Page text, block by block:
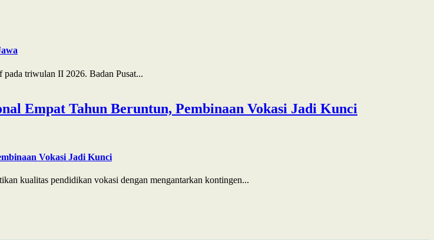
pada triwulan II 2026. Badan Pusat...
Empat Tahun Beruntun, Pembinaan Vokasi Jadi Kunci
Vokasi Jadi Kunci
kualitas pendidikan vokasi dengan mengantarkan kontingen...